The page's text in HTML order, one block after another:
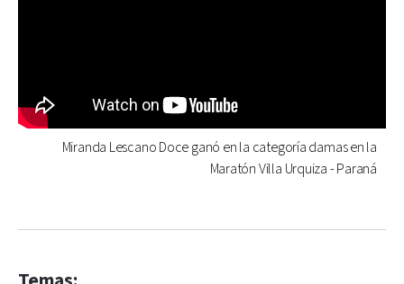
Miranda Lescano Doce ganó en la categoría damas en la
Maratón Villa Urquiza - Paraná